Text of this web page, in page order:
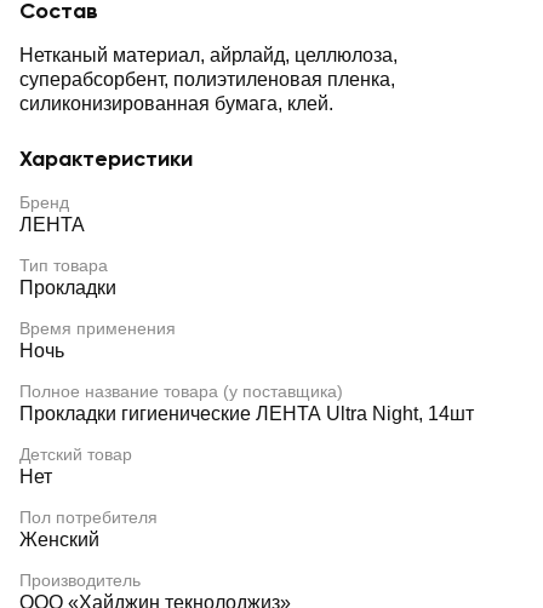
Состав
Нетканый материал, айрлайд, целлюлоза,
суперабсорбент, полиэтиленовая пленка,
силиконизированная бумага, клей.
Характеристики
Бренд
ЛЕНТА
Тип товара
Прокладки
Время применения
Ночь
Полное название товара (у поставщика)
Прокладки гигиенические ЛЕНТА Ultra Night, 14шт
Детский товар
Нет
Пол потребителя
Женский
Производитель
ООО «Хайджин текнолоджиз»